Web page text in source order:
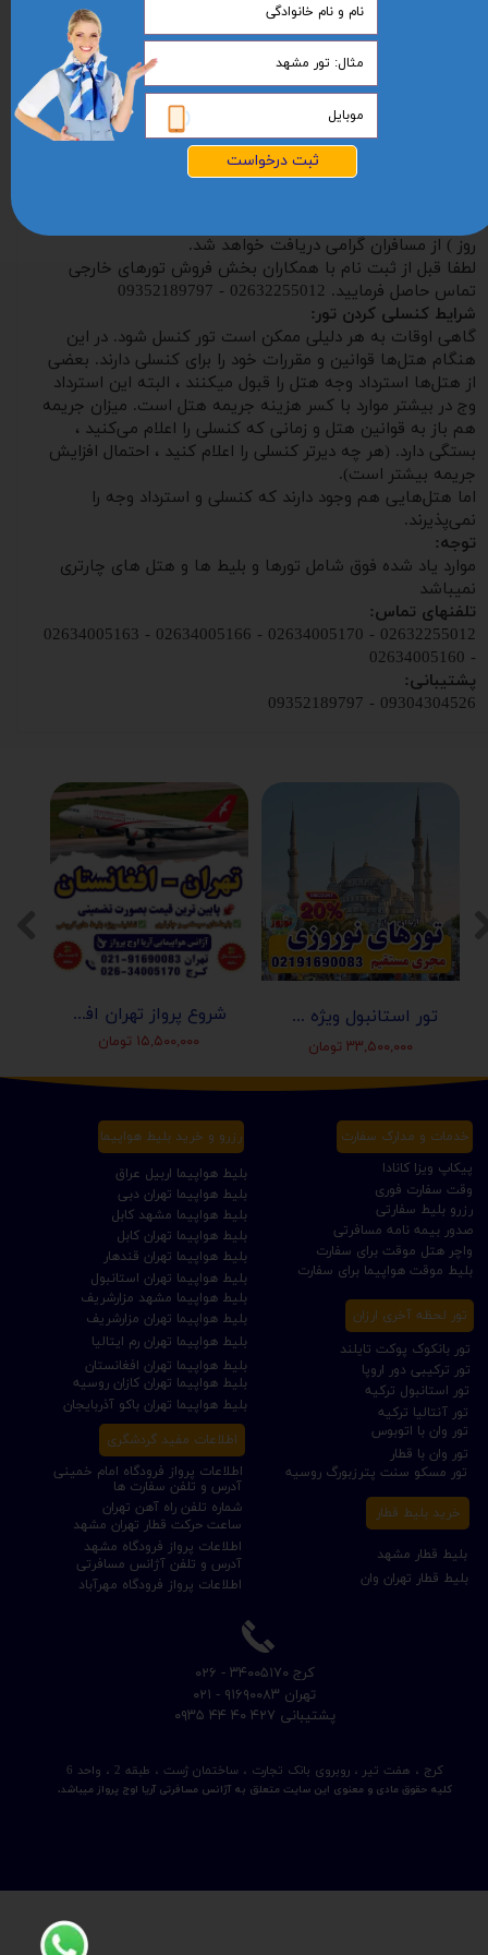
اوج پرواز دریافت خواهد شد.
مسئولیت کنترل اعتبار گذرنامه (حداقل 7 ماه از تاریخ ورود به
کشور مقصد) و مسائل مربوط به ممنوع الخروج بودن به عهده
مسافران محترم است.
هزینه بار اضافی در پروازهای بین المللی و پروازهای داخلی
کشورها بر عهده مسافر می باشد ، لطفا در هنگام ثبت نام ،
مقدار بار مجاز خود را سوال نمایید.
این تور بصورت اختصاصی در تاریخ مورد نظر همسفران ، بصورت
روز ) از مسافران گرامی دریافت خواهد شد.
لطفا قبل از ثبت نام با همکاران بخش فروش تورهای خارجی
تماس حاصل فرمایید. 02632255012 - 09352189797
شرایط کنسلی کردن تور:
گاهی اوقات به هر دلیلی ممکن است تور کنسل شود. در این
هنگام هتل‌ها قوانین و مقررات خود را برای کنسلی دارند. بعضی
از هتل‌ها استرداد وجه هتل را قبول میکنند ، البته این استرداد
وج در بیشتر موارد با کسر هزینه جریمه هتل است. میزان جریمه
هم باز به قوانین هتل و زمانی که کنسلی را اعلام می‌کنید ،
بستگی دارد. (هر چه دیرتر کنسلی را اعلام کنید ، احتمال افزایش
جریمه بیشتر است).
اما هتل‌هایی هم وجود دارند که کنسلی و استرداد وجه را
نمی‌پذیرند.
توجه:
موارد یاد شده فوق شامل تورها و بلیط ها و هتل های چارتری
نمیباشد
تلفنهای تماس:
02632255012 - 02634005170 - 02634005166 - 02634005163
- 02634005160
پشتیبانی:
09304304526 - 09352189797
شروع پرواز تهران افغانستان (کابل-مزارشریف-هرات-قندهار)
۱۵,۵۰۰,۰۰۰ تومان
تور استانبول ویژه عید نوروز 1405 | مجری مستقیم ✈️
۳۳,۵۰۰,۰۰۰ تومان
کلیه حقوق مادی و معنوی این سایت متعلق به آژانس مسافرتی آریا اوج پرواز میباشد.
​تهران ۹۱۶۹۰۰۸۳ - ۰۲۱
کرج ، هفت تیر ، روبروی بانک تجارت ، ساختمان ژست ، طبقه 2 ، واحد 6
​کرج ۳۴۰۰۵۱۷۰ - ۰۲۶
​پشتیبانی ۴۲۷ ۴۰ ۴۴ ۰۹۳۵
تور ترکیبی دور اروپا
رزرو بلیط سفارتی
پیکاپ ویزا کانادا
بلیط هواپیما تهران کابل
بلیط هواپیما تهران مزارشریف
بلیط هواپیما مشهد کابل
بلیط هواپیما تهران قندهار
بلیط هواپیما تهران افغانستان
بلیط هواپیما مشهد مزارشریف
بلیط قطار تهران وان
بلیط قطار مشهد
بلیط موقت هواپیما برای سفارت
واچر هتل موقت برای سفارت
بلیط هواپیما تهران رم ایتالیا
اطلاعات پرواز فرودگاه امام خمینی
بلیط هواپیما تهران دبی
بلیط هواپیما تهران باکو آذربایجان
بلیط هواپیما تهران استانبول
بلیط هواپیما تهران کازان روسیه
بلیط هواپیما اربیل عراق
صدور بیمه نامه مسافرتی
تور آنتالیا ترکیه
تور استانبول ترکیه
تور مسکو سنت پترزبورگ روسیه
تور وان با قطار
تور بانکوک پوکت تایلند
تور وان با اتوبوس
ساعت حرکت قطار تهران مشهد
خرید بلیط قطار
خدمات و مدارک سفارت رزرو و خرید بلیط هواپیما
تور لحظه آخری ارزان
شماره تلفن راه آهن تهران
وقت سفارت فوری
اطلاعات پرواز فرودگاه مهرآباد
اطلاعات پرواز فرودگاه مشهد
آدرس و تلفن سفارت ها
آدرس و تلفن آژانس مسافرتی
اطلاعات مفید گردشگری
ثبت درخواست